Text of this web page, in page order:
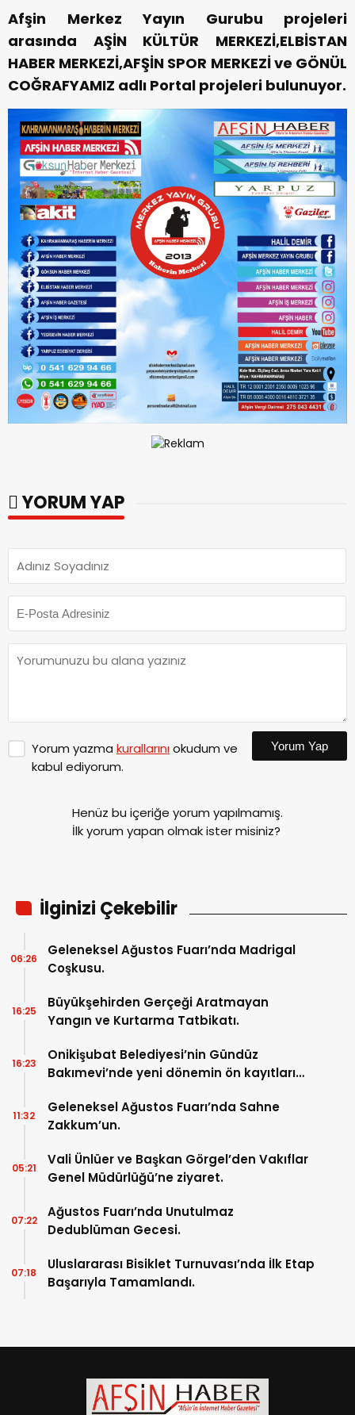
Afşin Merkez Yayın Gurubu projeleri
arasında AŞİN KÜLTÜR MERKEZİ,ELBİSTAN
HABER MERKEZİ,AFŞİN SPOR MERKEZİ ve GÖNÜL
COĞRAFYAMIZ adlı Portal projeleri bulunuyor.
YORUM YAP
Yorum yazma kurallarınıokudum ve
kabul ediyorum.
Yorum Yap
Henüz bu içeriğe yorum yapılmamış.
İlk yorum yapan olmak ister misiniz?
İlginizi Çekebilir
Geleneksel Ağustos Fuarı’nda Madrigal
Coşkusu.
06:26
Büyükşehirden Gerçeği Aratmayan
Yangın ve Kurtarma Tatbikatı.
16:25
Onikişubat Belediyesi’nin Gündüz
Bakımevi’nde yeni dönemin ön kayıtları
16:23
Geleneksel Ağustos Fuarı’nda Sahne
Zakkum’un.
11:32
Vali Ünlüer ve Başkan Görgel’den Vakıflar
Genel Müdürlüğü’ne ziyaret.
05:21
Ağustos Fuarı’nda Unutulmaz
Dedublüman Gecesi.
07:22
Uluslararası Bisiklet Turnuvası’nda İlk Etap
Başarıyla Tamamlandı.
07:18